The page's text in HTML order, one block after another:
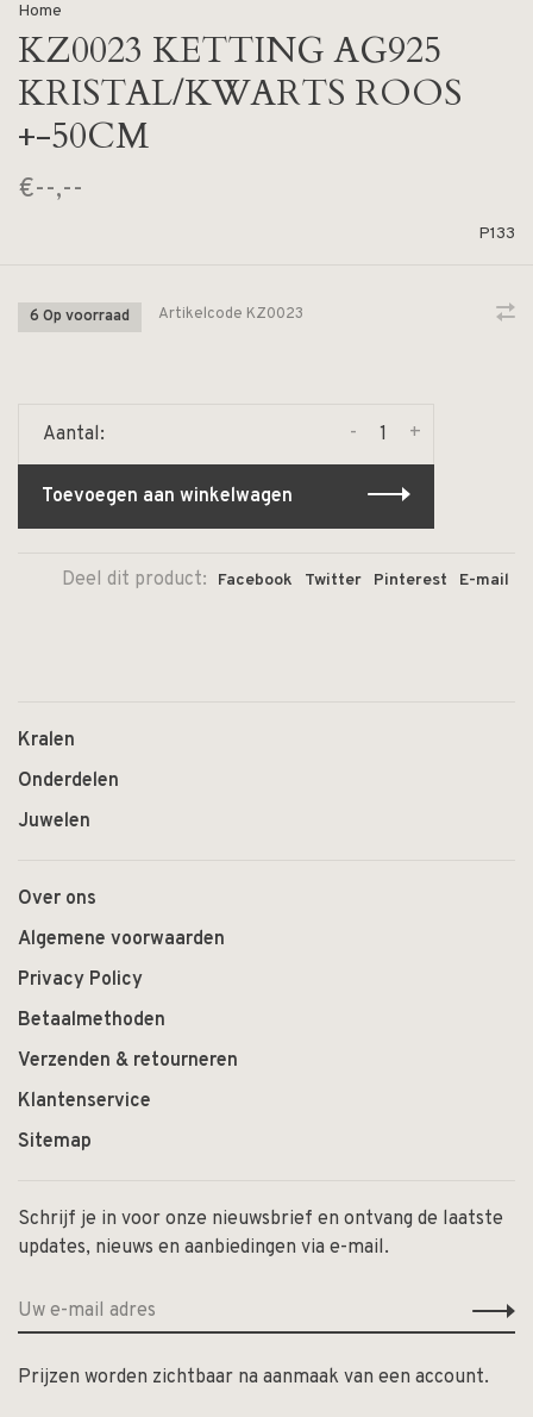
Home
KZ0023 KETTING AG925
KRISTAL/KWARTS ROOS
+-50CM
€--,--
P133
6 Op voorraad Artikelcode KZ0023
Aantal: +
-
Toevoegen aan winkelwagen
Deel dit product: Facebook Twitter Pinterest E-mail
Kralen
Onderdelen
Juwelen
Over ons
Algemene voorwaarden
Privacy Policy
Betaalmethoden
Verzenden & retourneren
Klantenservice
Sitemap
Schrijf je in voor onze nieuwsbrief en ontvang de laatste
updates, nieuws en aanbiedingen via e-mail.
Prijzen worden zichtbaar na aanmaak van een account.